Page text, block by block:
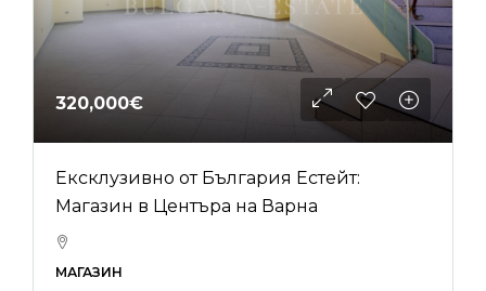
320,000€
Ексклузивно от България Естейт:
Магазин в Центъра на Варна
МАГАЗИН